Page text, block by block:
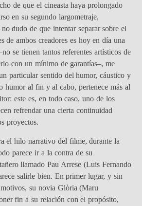
de que el cineasta haya prolongado
en su segundo largometraje,
dudo de que intentar separar sobre el
de ambos creadores es hoy en día una
se tienen tantos referentes artísticos de
con un mínimo de garantías–, me
particular sentido del humor, cáustico y
humor al fin y al cabo, pertenece más al
este es, en todo caso, uno de los
refrendar una cierta continuidad
proyectos.
el hilo narrativo del filme, durante la
parece ir a la contra de su
llamado Pau Arrese (Luis Fernando
salirle bien. En primer lugar, y sin
su novia Glòria (Maru
fin a su relación con el propósito,